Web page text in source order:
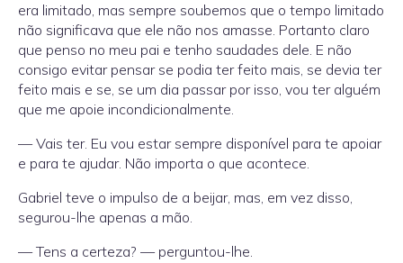
era limitado, mas sempre soubemos que o tempo limitado
não significava que ele não nos amasse. Portanto claro
que penso no meu pai e tenho saudades dele. E não
consigo evitar pensar se podia ter feito mais, se devia ter
feito mais e se, se um dia passar por isso, vou ter alguém
que me apoie incondicionalmente.
— Vais ter. Eu vou estar sempre disponível para te apoiar
e para te ajudar. Não importa o que acontece.
Gabriel teve o impulso de a beijar, mas, em vez disso,
segurou-lhe apenas a mão.
— Tens a certeza? — perguntou-lhe.